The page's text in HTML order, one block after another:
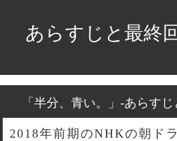
あらすじと最終
「半分、青い。」-あらす
2018年前期のNHKの朝ド